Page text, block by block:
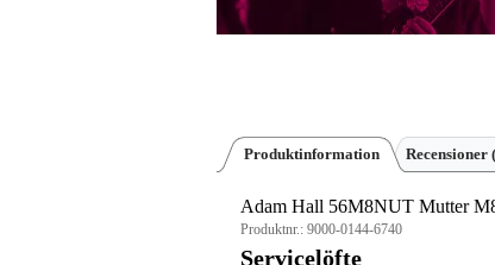
Produktinformation Recensioner
Adam Hall 56M8NUT Mutter
Produktnr.: 9000-0144-6740
Servicelöfte